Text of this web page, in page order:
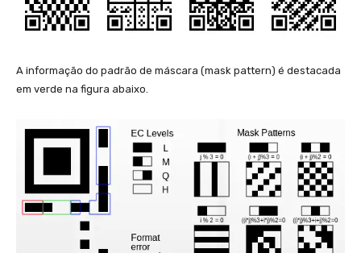
A informação do padrão de máscara (mask pattern) é destacada
em verde na figura abaixo.